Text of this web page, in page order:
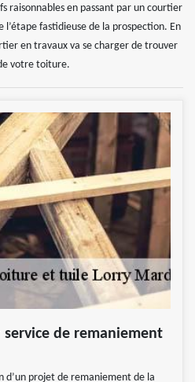
raisonnables en passant par un courtier
fastidieuse de la prospection. En
en travaux va se charger de trouver
votre toiture.
service de remaniement
d’un projet de remaniement de la